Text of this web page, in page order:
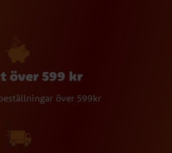
över 599 kr
över 599kr